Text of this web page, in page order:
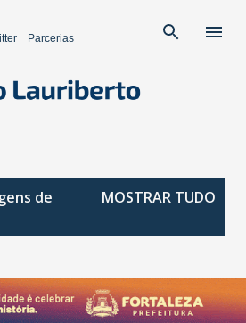
Parcerias
de
MOSTRAR TUDO